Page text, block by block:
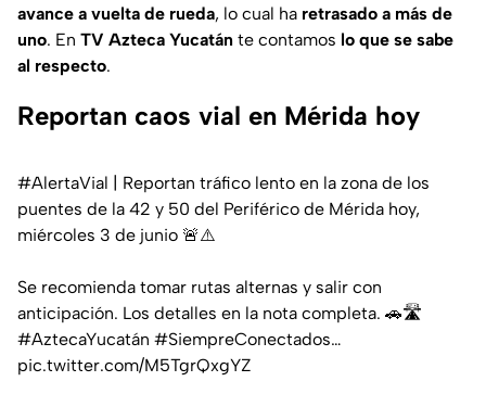
avance a vuelta de rueda, lo cual ha retrasado a más de
uno. En TV Azteca Yucatán te contamos lo que se sabe
al respecto.
Reportan caos vial en Mérida hoy
#AlertaVial | Reportan tráfico lento en la zona de los
puentes de la 42 y 50 del Periférico de Mérida hoy,
miércoles 3 de junio 🚨⚠️
Se recomienda tomar rutas alternas y salir con
anticipación. Los detalles en la nota completa. 🚗🛣️
#AztecaYucatán #SiempreConectados…
pic.twitter.com/M5TgrQxgYZ